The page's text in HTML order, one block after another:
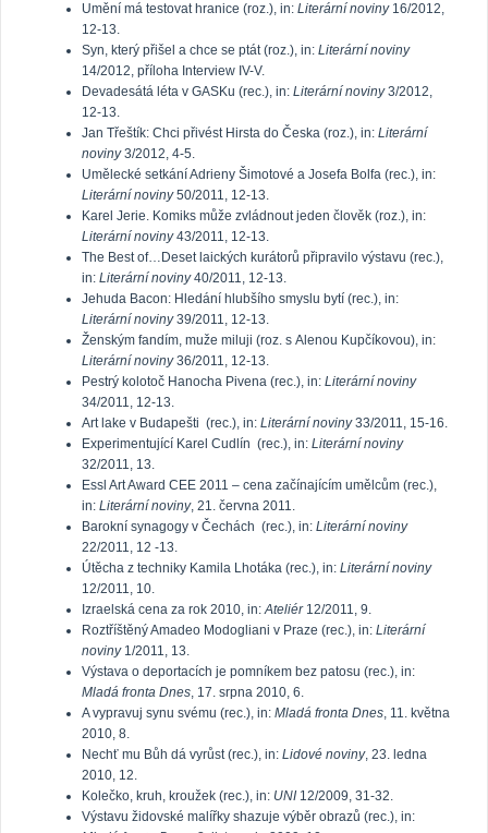
Umění má testovat hranice (roz.), in: Literární noviny16/2012,
12-13.
Syn, který přišel a chce se ptát (roz.), in: Literární noviny
14/2012, příloha Interview IV-V.
Devadesátá léta v GASKu (rec.), in: Literární noviny3/2012,
12-13.
Jan Třeštík: Chci přivést Hirsta do Česka (roz.), in: Literární
noviny3/2012, 4-5.
Umělecké setkání Adrieny Šimotové a Josefa Bolfa (rec.), in:
Literární noviny50/2011, 12-13.
Karel Jerie. Komiks může zvládnout jeden člověk (roz.), in:
Literární noviny43/2011, 12-13.
The Best of…Deset laických kurátorů připravilo výstavu (rec.),
in: Literární noviny40/2011, 12-13.
Jehuda Bacon: Hledání hlubšího smyslu bytí (rec.), in:
Literární noviny39/2011, 12-13.
Ženským fandím, muže miluji (roz. s Alenou Kupčíkovou), in:
Literární noviny36/2011, 12-13.
Pestrý kolotoč Hanocha Pivena (rec.), in: Literární noviny
34/2011, 12-13.
Art lake v Budapešti (rec.), in: Literární noviny33/2011, 15-16.
Experimentující Karel Cudlín (rec.), in: Literární noviny
32/2011, 13.
Essl Art Award CEE 2011 – cena začínajícím umělcům (rec.),
in: Literární noviny, 21. června 2011.
Barokní synagogy v Čechách (rec.), in: Literární noviny
22/2011, 12 -13.
Útěcha z techniky Kamila Lhotáka (rec.), in: Literární noviny
12/2011, 10.
Izraelská cena za rok 2010, in:Ateliér12/2011, 9.
Roztříštěný Amadeo Modogliani v Praze (rec.), in: Literární
noviny1/2011, 13.
Výstava o deportacích je pomníkem bez patosu (rec.), in:
Mladá fronta Dnes, 17. srpna 2010, 6.
A vypravuj synu svému (rec.), in: Mladá fronta Dnes, 11. května
2010, 8.
Nechť mu Bůh dá vyrůst (rec.), in: Lidové noviny, 23. ledna
2010, 12.
Kolečko, kruh, kroužek (rec.), in: UNI12/2009, 31-32.
Výstavu židovské malířky shazuje výběr obrazů (rec.), in: